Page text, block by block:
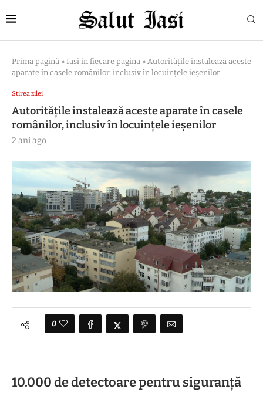
Prima pagină » Iasi in fiecare pagina » Autoritățile instalează aceste
aparate în casele românilor, inclusiv în locuințele ieșenilor
Stirea zilei
Autoritățile instalează aceste aparate în casele
românilor, inclusiv în locuințele ieșenilor
2 ani ago
0
10.000 de detectoare pentru siguranță